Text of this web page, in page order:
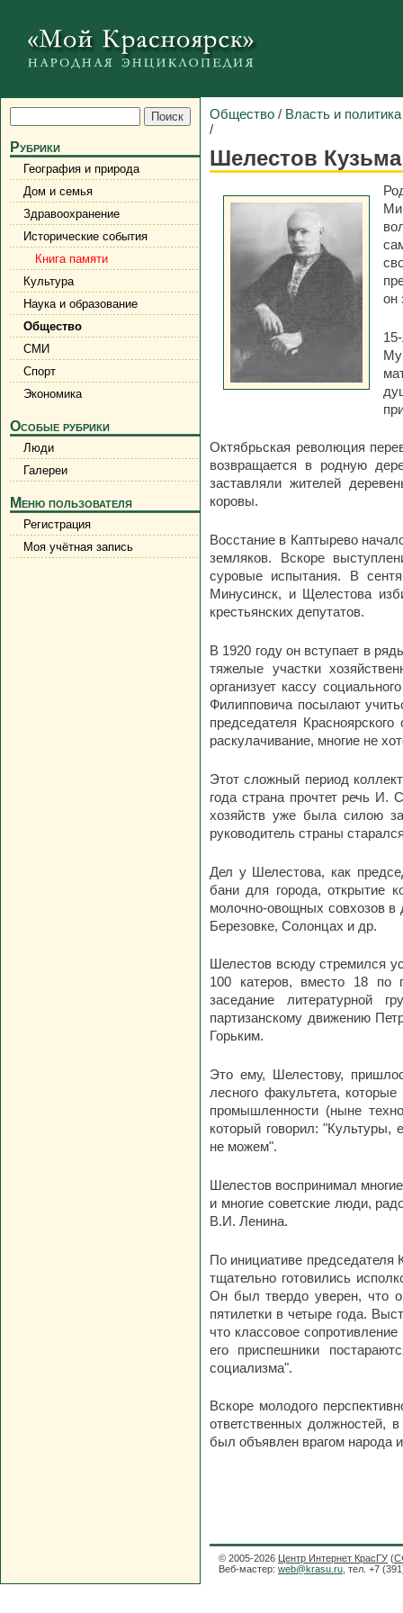
Рубрики
География и природа
Дом и семья
Здравоохранение
Исторические события
Книга памяти
Культура
Наука и образование
Общество
СМИ
Спорт
Экономика
Особые рубрики
Люди
Галереи
Меню пользователя
Регистрация
Моя учётная запись
Общество / Власть и политика
/
Шелестов
он
Октябрьская революция
возвращается в родную
заставляли жителей
коровы.
Восстание в Каптырево
земляков. Вскоре
суровые испытания. В
Минусинск, и Щелестова
крестьянских депутатов.
В 1920 году он вступает в
тяжелые участки
организует кассу
Филипповича посылают
председателя
раскулачивание, многие не
Этот сложный период
года страна прочтет речь И.
хозяйств уже была силою
руководитель страны
Дел у Шелестова, как
бани для города, открытие
молочно-овощных совхозов в
Березовке, Солонцах и др.
Шелестов всюду стремился
100 катеров, вместо 18 по
заседание литературной
партизанскому движению
Горьким.
Это ему, Шелестову,
лесного факультета,
промышленности (ныне
который говорил: "Культуры,
не можем".
Шелестов воспринимал
и многие советские люди,
В.И. Ленина.
По инициативе председателя
тщательно готовились
Он был твердо уверен, что
пятилетки в четыре года.
что классовое
его приспешники
социализма".
Вскоре молодого
ответственных должностей,
был объявлен врагом народа
© 2005-2026 Центр Интернет КрасГУ (
Веб-мастер: web@krasu.ru , тел. +7